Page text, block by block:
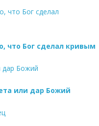
что Бог сделал кривым
или дар Божий